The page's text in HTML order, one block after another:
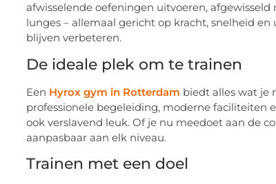
afwisselende oefeningen uitvoeren,
lunges – allemaal gericht op kracht, snelheid
blijven verbeteren.
De ideale plek om te trainen
Een Hyrox gym in Rotterdam biedt alles wat je
professionele begeleiding, moderne faciliteiten
ook verslavend leuk. Of je nu meedoet aan de
aanpasbaar aan elk niveau.
Trainen met een doel